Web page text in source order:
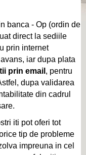
banca - Op (ordin de
direct la sediile
prin internet
iar dupa plata
prin email , pentru
dupa validarea
din cadrul
iti pot oferi tot
tip de probleme
impreuna in cel